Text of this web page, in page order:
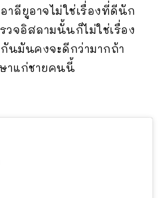
าลียูอาจไม่ใช่เรื่องที่ดีนัก
วจอิสลามนั้นก็ไม่ใช่เรื่อง
นมันคงจะดีกว่ามากถ้า
าแก่ชายคนนี้